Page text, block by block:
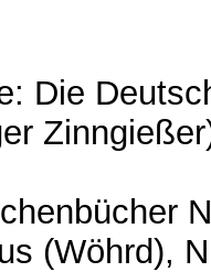
Die
(Wöhrd),